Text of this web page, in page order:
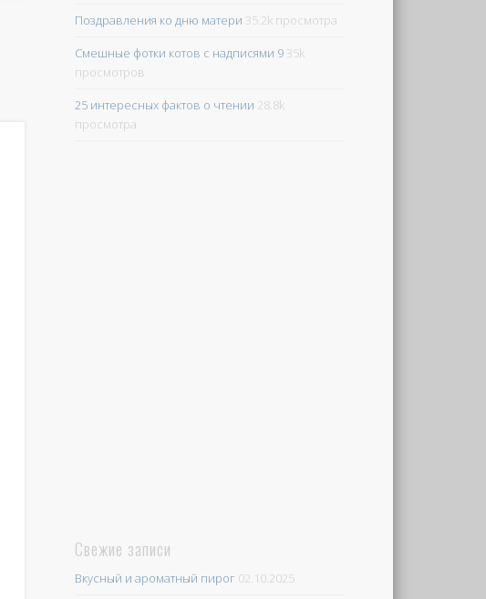
Поздравления ко дню матери 35.2k просмотра
Смешные фотки котов с надписями 9 35k
просмотров
25 интересных фактов о чтении 28.8k
просмотра
Свежие записи
Вкусный и ароматный пирог 02.10.2025